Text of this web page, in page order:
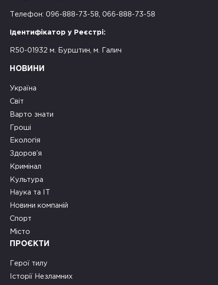
Телефон: 096-888-73-58, 066-888-73-58
Ідентифікатор у Реєстрі:
R50-01932 м. Бурштин, м. Галич
НОВИНИ
Україна
Світ
Варто знати
Гроші
Екологія
Здоров’я
Кримінал
Культура
Наука та ІТ
Новини компаній
Спорт
Місто
ПРОЄКТИ
Герої тилу
Історії Незламних